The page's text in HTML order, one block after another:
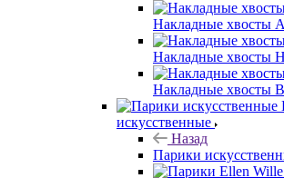
Накладные хвосты
Накладные хвосты
Накладные хвосты
искусственные
Назад
Парики